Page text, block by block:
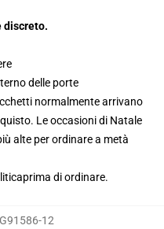
discreto.
delle porte
normalmente arrivano
Le occasioni di Natale
alte per ordinare a metà
prima di ordinare.
12